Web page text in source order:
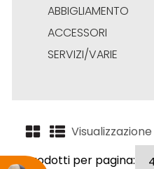
ABBIGLIAMENTO
ACCESSORI
SERVIZI/VARIE
Prodotti per pagina: